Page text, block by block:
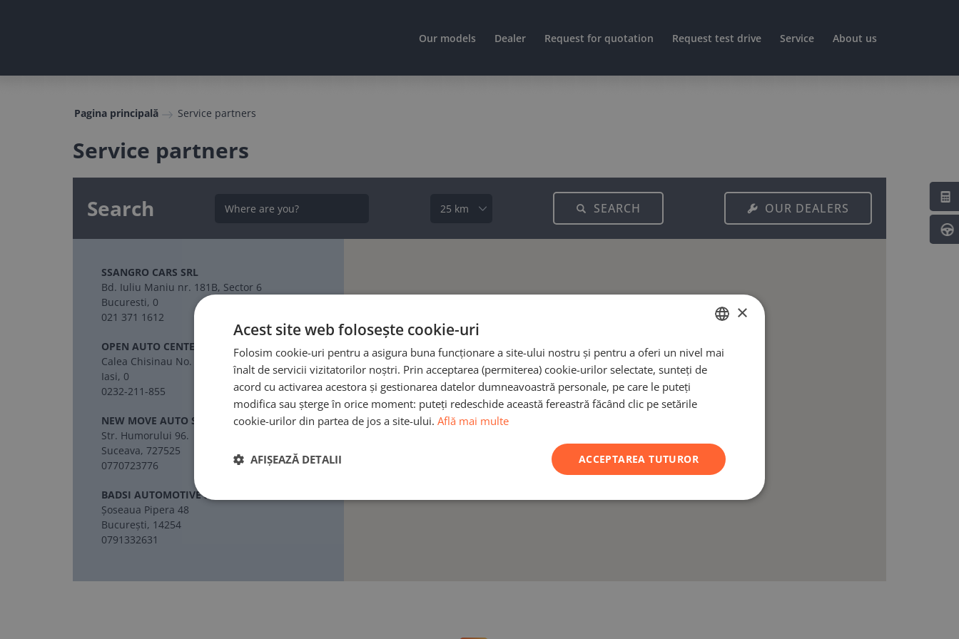
Our models Dealer Request for quotation Request test drive Service About us
Pagina principală Service partners
Service partners
Search SEARCH OUR DEALERS
SSANGRO CARS SRL
Bd. Iuliu Maniu nr. 181B, Sector 6
Bucuresti, 0
021 371 1612
OPEN AUTO CENTER SRL
Calea Chisinau No. 45
Iasi, 0
0232-211-855
NEW MOVE AUTO S.R.L.
Str. Humorului 96.
Suceava, 727525
0770723776
BADSI AUTOMOTIVE SRL
Șoseaua Pipera 48
București, 14254
0791332631
ROMANIAN
ENGLISH
×
Acest site web folosește cookie-uri
Folosim cookie-uri pentru a asigura buna funcționare a site-ului nostru și pentru a oferi un nivel mai
înalt de servicii vizitatorilor noștri. Prin acceptarea (permiterea) cookie-urilor selectate, sunteți de
acord cu activarea acestora și gestionarea datelor dumneavoastră personale, pe care le puteți
modifica sau șterge în orice moment: puteți redeschide această fereastră făcând clic pe setările
cookie-urilor din partea de jos a site-ului. Află mai multe
ACCEPTAREA TUTUROR
AFIȘEAZĂ DETALII